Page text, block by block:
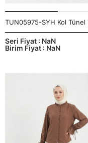
Birim Fiyat : NaN
Seri Fiyat : NaN